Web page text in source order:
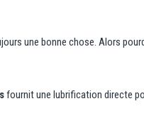
une bonne chose. Alors
fournit une lubrification directe